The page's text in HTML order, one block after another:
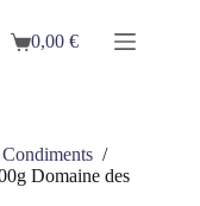
Panier
0,00€
Condiments /
Domaine des